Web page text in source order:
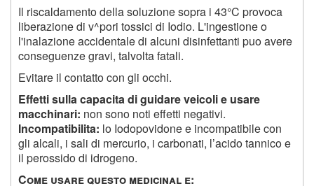
Il riscaldamento della soluzione sopra i 43°C provoca
liberazione di v^pori tossici di Iodio. L'ingestione o
l'inalazione accidentale di alcuni disinfettanti puo avere
conseguenze gravi, talvolta fatali.
Evitare il contatto con gli occhi.
Effetti sulla capacita di guidare veicoli e usare
macchinari: non sono noti effetti negativi.
Incompatibilita: lo Iodopovidone e incompatibile con
gli alcali, i sali di mercurio, i carbonati, l’acido tannico e
il perossido di idrogeno.
Come usare questo medicinal e: